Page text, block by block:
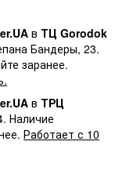
в ТЦ Gorodok
Бандеры, 23.
заранее.
в ТРЦ
Наличие
Работает с 10